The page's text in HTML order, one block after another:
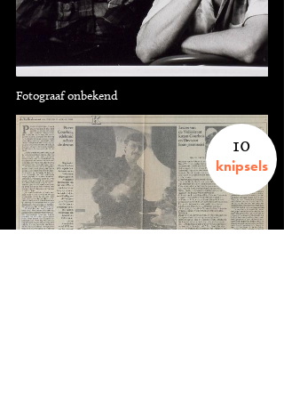
Fotograaf onbekend
10
knipsels